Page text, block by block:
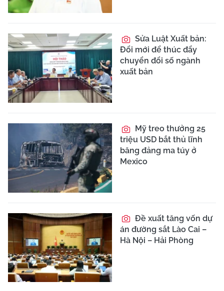
Sửa Luật Xuất bản:
Đổi mới để thúc đẩy
chuyển đổi số ngành
xuất bản
Mỹ treo thưởng 25
triệu USD bắt thủ lĩnh
băng đảng ma túy ở
Mexico
Đề xuất tăng vốn dự
án đường sắt Lào Cai –
Hà Nội – Hải Phòng